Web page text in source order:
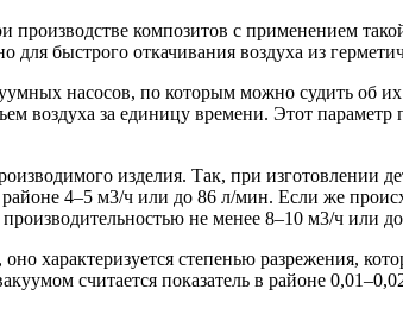
композитов с применением
быстрого откачивания воздуха из
насосов, по которым можно судить об
воздуха за единицу времени. Этот
изделия. Так, при изготовлении
4–5 м3/ч или до 86 л/мин. Если же
не менее 8–10 м3/ч или
характеризуется степенью разрежения,
считается показатель в районе